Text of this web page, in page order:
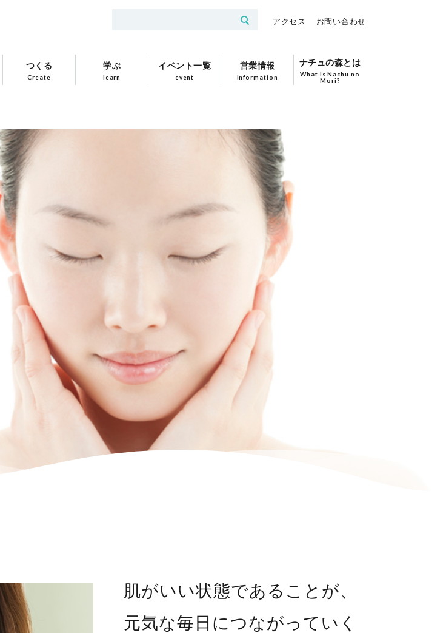
アクセス お問い合わせ
つくる
Create
学ぶ
learn
イベント一覧
event
営業情報
Information
ナチュの森とは
What is Nachu no
Mori?
肌がいい状態であることが、
元気な毎日につながっていく